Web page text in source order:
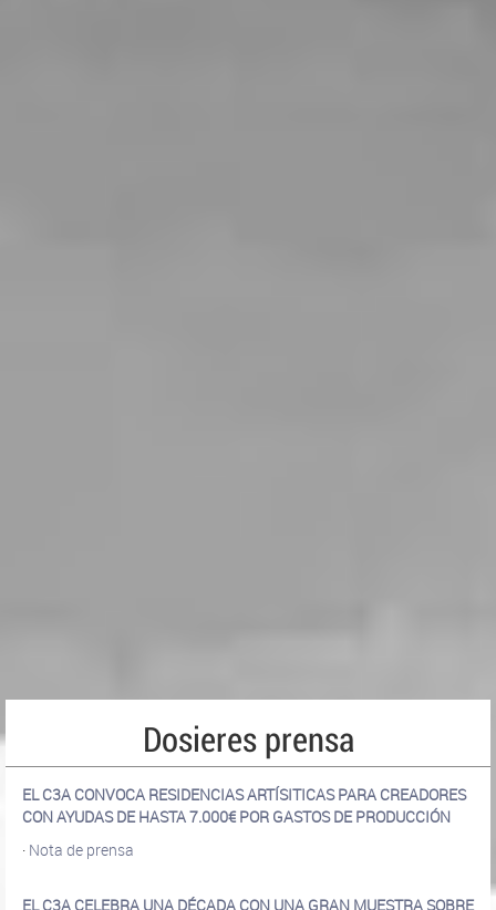
Dosieres prensa
EL C3A CONVOCA RESIDENCIAS ARTÍSITICAS PARA CREADORES
CON AYUDAS DE HASTA 7.000€ POR GASTOS DE PRODUCCIÓN
· Nota de prensa
EL C3A CELEBRA UNA DÉCADA CON UNA GRAN MUESTRA SOBRE